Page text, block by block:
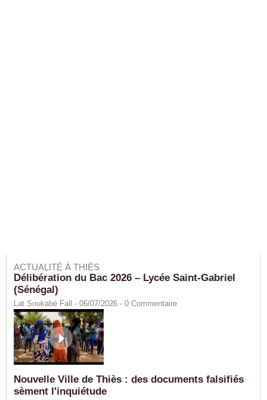
ACTUALITÉ À THIÈS
Délibération du Bac 2026 – Lycée Saint-Gabriel
(Sénégal)
Lat Soukabé Fall - 06/07/2026 - 0 Commentaire
Nouvelle Ville de Thiès : des documents falsifiés
sèment l'inquiétude